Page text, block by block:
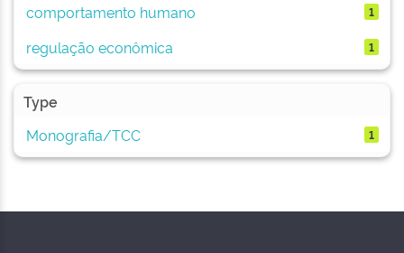
comportamento humano
1
regulação econômica 1
Type
Monografia/TCC
1